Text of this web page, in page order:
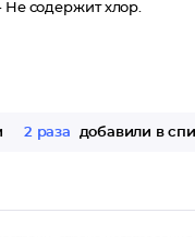
Не содержит хлор.
2 раза добавили в